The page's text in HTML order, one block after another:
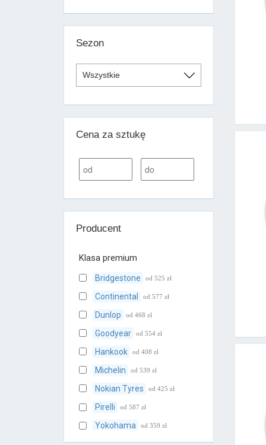
Sezon
Cena za sztukę
Producent
Klasa premium
Bridgestone od 525 zł
Continental od 577 zł
Dunlop od 468 zł
Goodyear od 554 zł
Hankook od 408 zł
Michelin od 539 zł
Nokian Tyres od 425 zł
Pirelli od 587 zł
Yokohama od 359 zł